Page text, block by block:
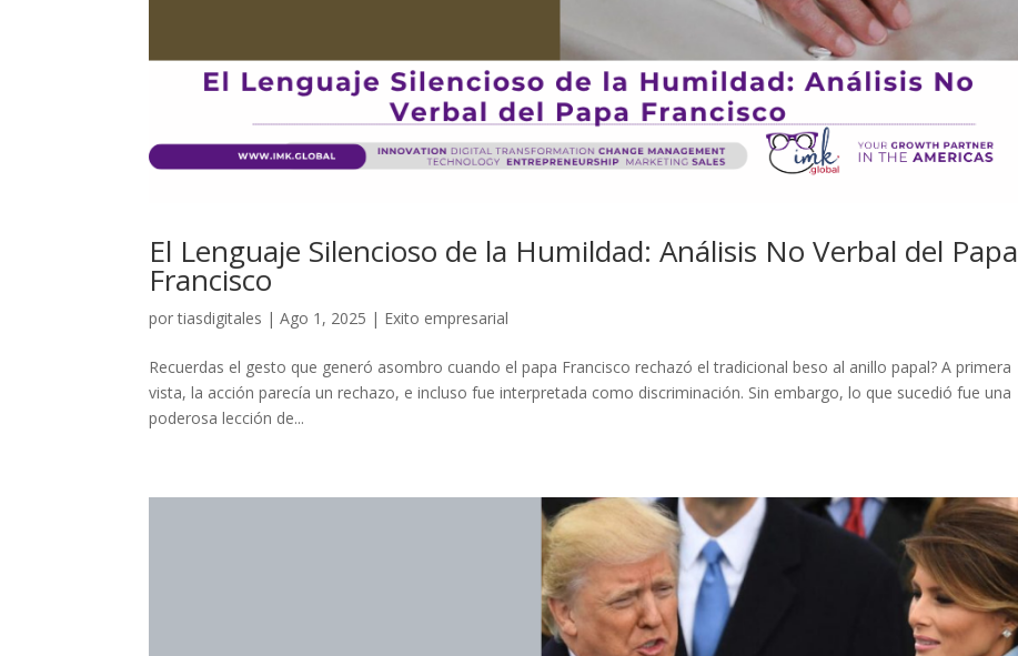
El Lenguaje Silencioso de la Humildad: Análisis No Verbal del Papa
Francisco
portiasdigitales |Ago 1, 2025 | Exito empresarial
Recuerdas el gesto que generó asombro cuando el papa Francisco rechazó el tradicional beso al anillo papal? A primera
vista, la acción parecía un rechazo, e incluso fue interpretada como discriminación. Sin embargo, lo que sucedió fue una
poderosa lección de...